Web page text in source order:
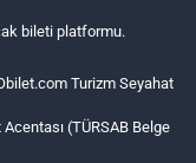
bileti platformu.
Turizm Seyahat
(TÜRSAB Belge